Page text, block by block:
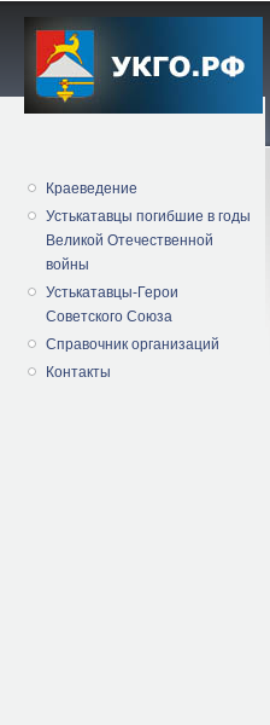
Краеведение
Устькатавцы погибшие в годы
Великой Отечественной
войны
Устькатавцы-Герои
Советского Союза
Справочник организаций
Контакты